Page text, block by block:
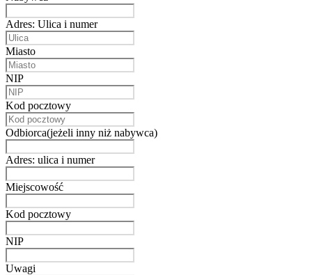
Adres: Ulica i numer
Miasto
NIP
Kod pocztowy
Odbiorca(jeżeli inny niż nabywca)
Adres: ulica i numer
Miejscowość
Kod pocztowy
NIP
Uwagi